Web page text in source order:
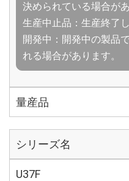
決められている場合があ
生産中止品：生産終了
開発中：開発中の製品
れる場合があります。
量産品
シリーズ名
U37F